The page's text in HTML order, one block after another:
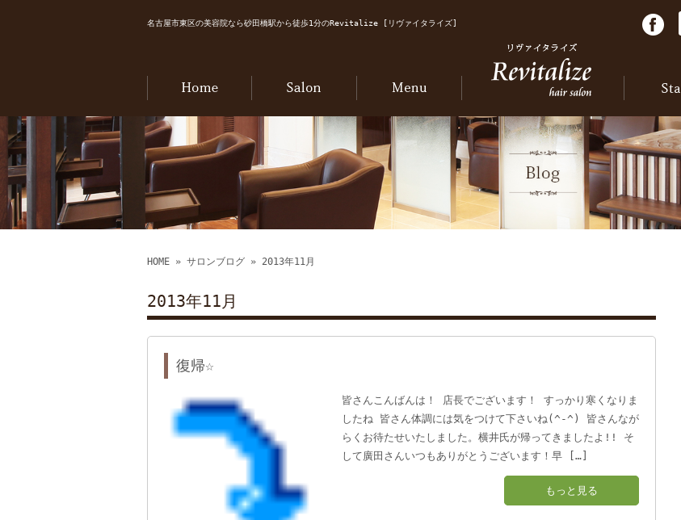
名古屋市東区の美容院なら砂田橋駅から徒歩1分のRevitalize [リヴァイタライズ]
HOME » サロンブログ » 2013年11月
2013年11月
復帰☆
皆さんこんばんは！ 店長でございます！ すっかり寒くなりま
したね 皆さん体調には気をつけて下さいね(^-^) 皆さんなが
らくお待たせいたしました。横井氏が帰ってきましたよ!! そ
して廣田さんいつもありがとうございます！早 […]
もっと見る